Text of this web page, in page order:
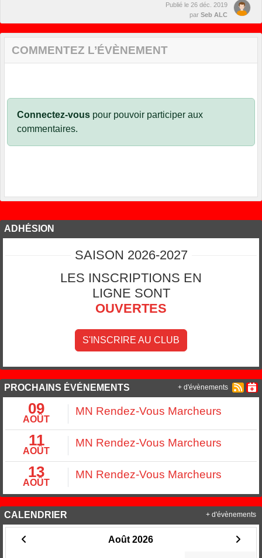
Publié le 26 déc. 2019
par Seb ALC
COMMENTEZ L’ÉVÈNEMENT
Connectez-vous pour pouvoir participer aux
commentaires.
ADHÉSION
SAISON 2026-2027
LES INSCRIPTIONS EN
LIGNE SONT
OUVERTES
S'INSCRIRE AU CLUB
PROCHAINS ÉVÉNEMENTS
09
AOÛT
MN Rendez-Vous Marcheurs
11
AOÛT
MN Rendez-Vous Marcheurs
13
AOÛT
MN Rendez-Vous Marcheurs
+ d'évènements
CALENDRIER
Août 2026
+ d'évènements